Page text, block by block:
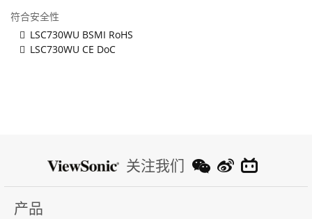
符合安全性
LSC730WU BSMI RoHS
LSC730WU CE DoC
关注我们
产品